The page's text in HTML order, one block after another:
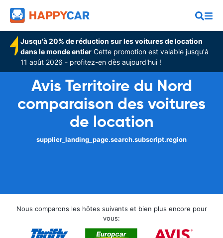
Jusqu'à 20% de réduction sur les voitures de location
dans le monde entier Cette promotion est valable jusqu'à
11 août 2026 - profitez-en dès aujourd'hui !
Avis Territoire du Nord
comparaison des voitures
de location
supplier_landing_page.search.subscript.region
Nous comparons les hôtes suivants et bien plus encore pour
vous: